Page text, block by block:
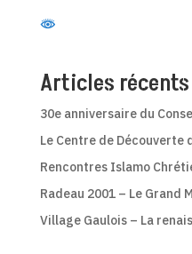
Articles récents
30e anniversaire du
Le Centre de Découverte
Rencontres Islamo
Radeau 2001 – Le Grand
Village Gaulois – La